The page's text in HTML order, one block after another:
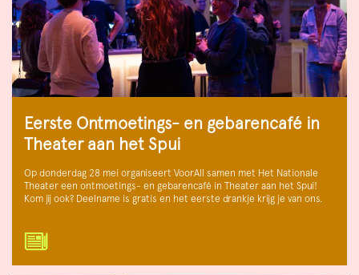
Eerste Ontmoetings- en gebarencafé in
Theater aan het Spui
Op donderdag 28 mei organiseert VoorAll samen met Het Nationale
Theater een ontmoetings- en gebarencafé in Theater aan het Spui!
Kom jij ook? Deelname is gratis en het eerste drankje krijg je van ons.